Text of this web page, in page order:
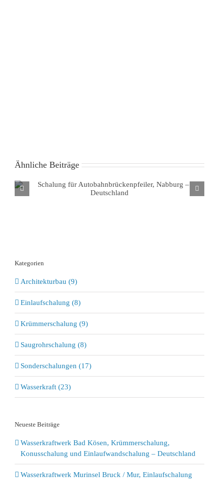
Ähnliche Beiträge
Schalung für Autobahnbrückenpfeiler, Nabburg –
Kategorien
Architekturbau (9)
Einlaufschalung (8)
Krümmerschalung (9)
Saugrohrschalung (8)
Sonderschalungen (17)
Wasserkraft (23)
Neueste Beiträge
Wasserkraftwerk Bad Kösen, Krümmerschalung,
Konusschalung und Einlaufwandschalung – Deutschland
Wasserkraftwerk Murinsel Bruck / Mur, Einlaufschalung